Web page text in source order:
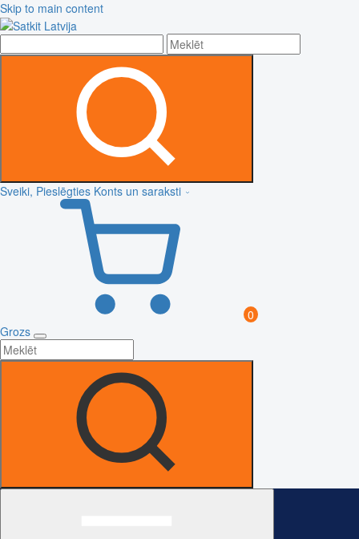
Skip to main content
Sveiki, Pieslēgties Konts un saraksti
0
Grozs